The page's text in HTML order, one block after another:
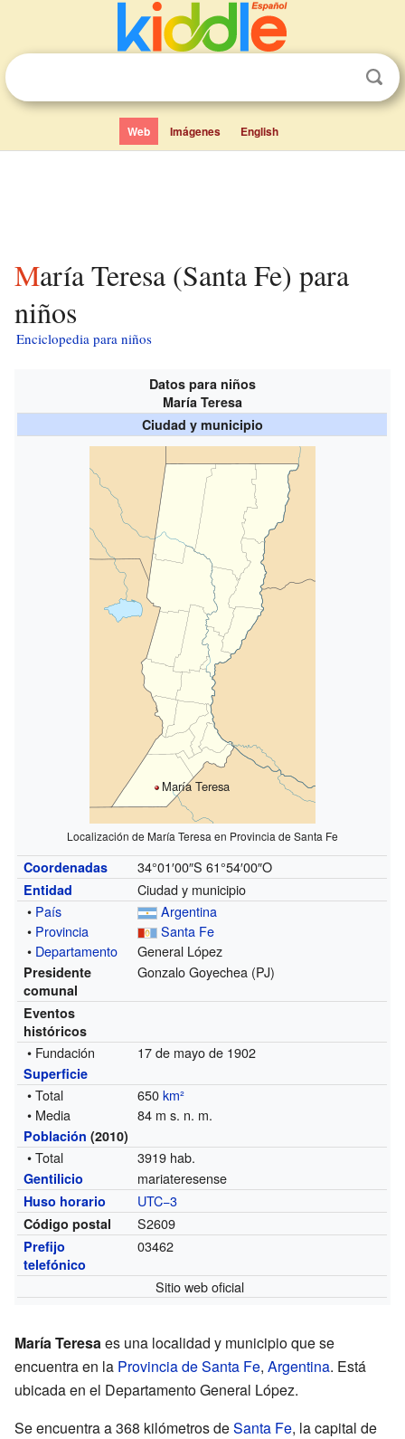
Web Imágenes English
María Teresa (Santa Fe) para
niños
Enciclopedia para niños
Datos para niños
María Teresa
Ciudad y municipio
María Teresa
Localización de María Teresa en Provincia de Santa Fe
Coordenadas 34°01′00″S 61°54′00″O
Entidad
Ciudad y municipio
• País
Argentina
• Provincia
Santa Fe
• Departamento General López
Presidente
comunal
Gonzalo Goyechea (PJ)
Eventos
históricos
• Fundación 17 de mayo de 1902
Superficie
• Total 650km²
• Media
84 m s. n. m.
Población (2010)
• Total 3919 hab.
Gentilicio mariateresense
Huso horario UTC−3
Código postal S2609
Prefijo
telefónico
03462
Sitio web oficial
María Teresaes una localidad y municipio que se
encuentra en la Provincia de Santa Fe, Argentina. Está
ubicada en el Departamento General López.
Se encuentra a 368 kilómetros deSanta Fe, la capital de